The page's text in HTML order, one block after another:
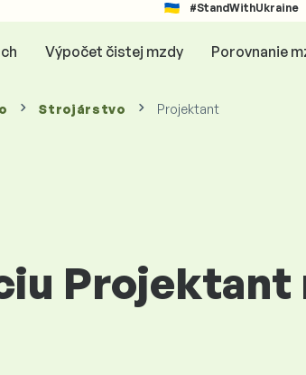
#StandWithUkraine
Výpočet čistej mzdy Porovnanie
Strojárstvo Projektant
Projektant